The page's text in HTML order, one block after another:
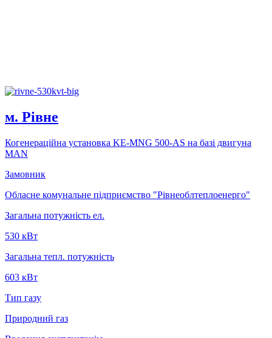
м. Рiвне
Когенерацiйна установка KE-MNG 500-AS на базi двигуна
MAN
Замовник
Обласне комунальне підприємство "Рiвнеоблтеплоенерго"
Загальна потужність ел.
530 кВт
Загальна тепл. потужність
603 кВт
Тип газу
Природний газ